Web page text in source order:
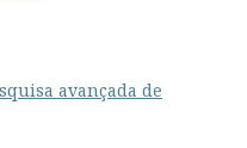
avançada de